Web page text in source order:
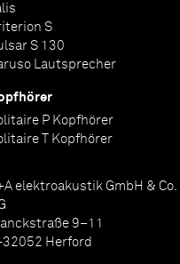
S
S 130
Lautsprecher
P Kopfhörer
T Kopfhörer
elektroakustik GmbH & Co.
9–11
32052 Herford